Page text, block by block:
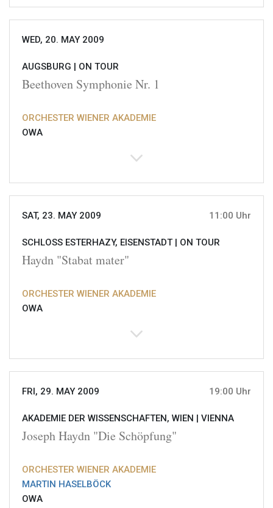
WED, 20. MAY 2009
AUGSBURG | ON TOUR
Beethoven Symphonie Nr. 1
ORCHESTER WIENER AKADEMIE
OWA
SAT, 23. MAY 2009 11:00 Uhr
SCHLOSS ESTERHAZY, EISENSTADT | ON TOUR
Haydn "Stabat mater"
ORCHESTER WIENER AKADEMIE
OWA
FRI, 29. MAY 2009 19:00 Uhr
AKADEMIE DER WISSENSCHAFTEN, WIEN | VIENNA
Joseph Haydn "Die Schöpfung"
ORCHESTER WIENER AKADEMIE
MARTIN HASELBÖCK
OWA